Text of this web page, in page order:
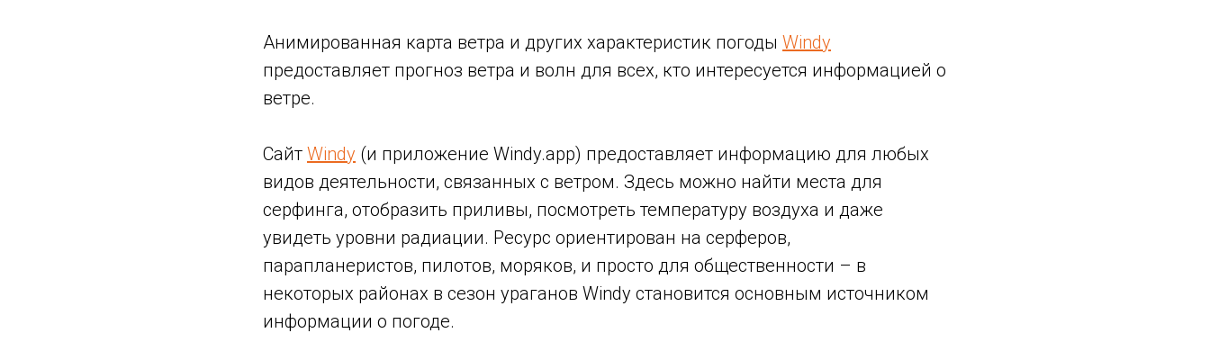
Анимированная карта ветра и других характеристик погоды Windy
предоставляет прогноз ветра и волн для всех, кто интересуется информацией о
ветре.
Сайт Windy (и приложение Windy.app) предоставляет информацию для любых
видов деятельности, связанных с ветром. Здесь можно найти места для
серфинга, отобразить приливы, посмотреть температуру воздуха и даже
увидеть уровни радиации. Ресурс ориентирован на серферов,
парапланеристов, пилотов, моряков, и просто для общественности – в
некоторых районах в сезон ураганов Windy становится основным источником
информации о погоде.